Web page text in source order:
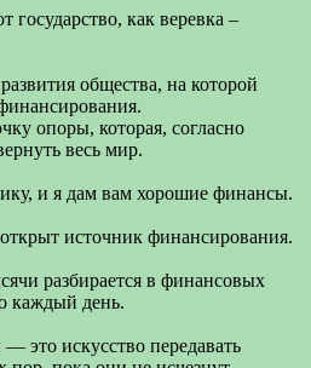
как веревка –
общества, на которой
опоры, которая, согласно
весь мир.
и я дам вам хорошие финансы.
источник финансирования.
разбирается в финансовых
каждый день.
это искусство передавать